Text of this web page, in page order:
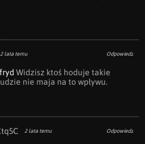
2 lata temu Odpowiedz
Widzisz ktoś hoduje takie
nie maja na to wpływu.
2 lata temu Odpowiedz